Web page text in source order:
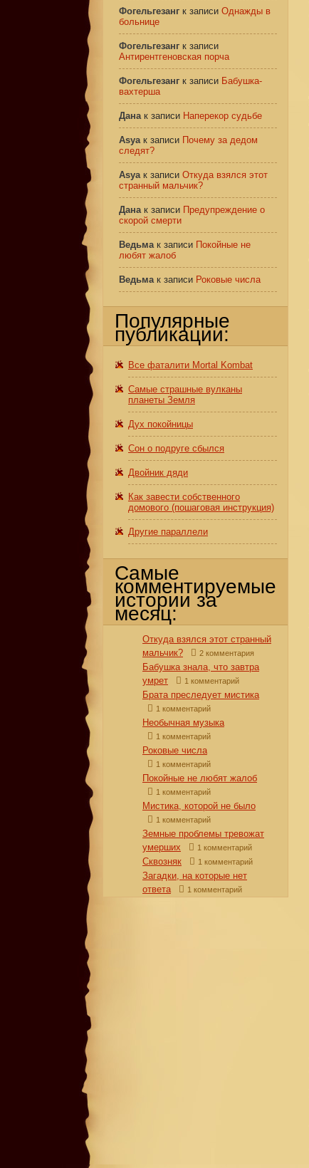
Фогельгезанг к записи Однажды в
больнице
Фогельгезанг к записи
Антирентгеновская порча
Фогельгезанг к записи Бабушка-
вахтерша
Данак записи Наперекор судьбе
Asyaк записи Почему за дедом
следят?
Asyaк записи Откуда взялся этот
странный мальчик?
Данак записи Предупреждение о
скорой смерти
Ведьмак записи Покойные не
любят жалоб
Ведьмак записи Роковые числа
Популярные
публикации:
Все фаталити Mortal Kombat
Самые страшные вулканы
планеты Земля
Дух покойницы
Сон о подруге сбылся
Двойник дяди
Как завести собственного
домового (пошаговая инструкция)
Другие параллели
Самые
комментируемые
истории за
месяц:
Откуда взялся этот странный
мальчик?
2 комментария
Бабушка знала, что завтра
умрет
1 комментарий
Брата преследует мистика
1 комментарий
Необычная музыка
1 комментарий
Роковые числа
1 комментарий
Покойные не любят жалоб
1 комментарий
Мистика, которой не было
1 комментарий
Земные проблемы тревожат
умерших
1 комментарий
Сквозняк 1 комментарий
Загадки, на которые нет
ответа
1 комментарий